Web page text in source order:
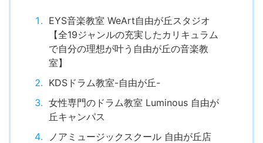
EYS音楽教室 WeArt自由が丘スタジオ
【全19ジャンルの充実したカリキュラム
で自分の理想が叶う自由が丘の音楽教
室】
KDSドラム教室-自由が丘-
女性専門のドラム教室 Luminous 自由が
丘キャンパス
ノアミュージックスクール 自由が丘店